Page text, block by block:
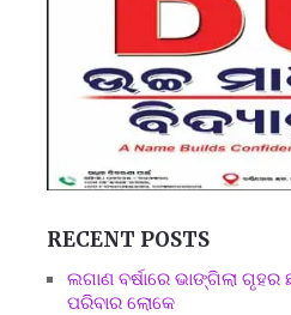
RECENT POSTS
ଲଗାଣ ବର୍ଷାରେ ଭାଙ୍ଗିଲା
ପରିବାର ଲୋକେ